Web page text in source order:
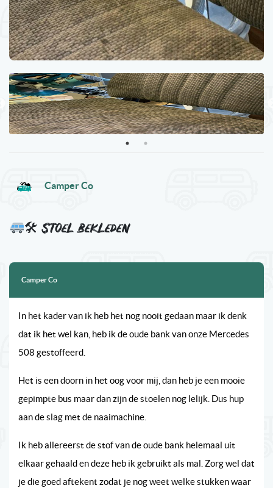
Camper Co
🛠 Stoel bekleden
Camper Co
In het kader van ik heb het nog nooit gedaan maar ik denk
dat ik het wel kan, heb ik de oude bank van onze Mercedes
508 gestoffeerd.
Het is een doorn in het oog voor mij, dan heb je een mooie
gepimpte bus maar dan zijn de stoelen nog lelijk. Dus hup
aan de slag met de naaimachine.
Ik heb allereerst de stof van de oude bank helemaal uit
elkaar gehaald en deze heb ik gebruikt als mal. Zorg wel dat
je die goed aftekent zodat je nog weet welke stukken waar